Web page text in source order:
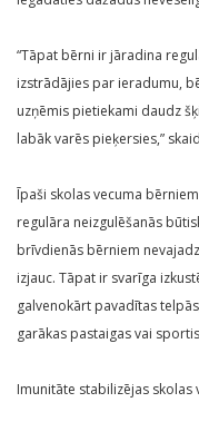
“Tāpat bērni ir jāradina
izstrādājies par ieradumu,
uzņēmis pietiekami daudz
labāk varēs pieķersies,”
Īpaši skolas vecuma
regulāra neizgulēšanās
brīvdienās bērniem
izjauc. Tāpat ir svarīga
galvenokārt pavadītas
garākas pastaigas vai
Imunitāte stabilizējas skolas